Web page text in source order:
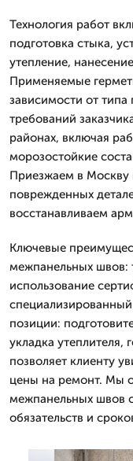
Технология работ
подготовка стыка,
утепление,
Применяемые
зависимости от
требований
районах, включая
морозостойкие
Приезжаем в
поврежденных
восстанавливаем
Ключевые
межпанельных швов:
использование
позиции:
укладка утеплителя,
позволяет клиенту
цены на ремонт. Мы
межпанельных швов
обязательств и